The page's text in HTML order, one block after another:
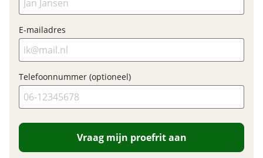
E-mailadres
Telefoonnummer (optioneel)
Vraag mijn proefrit aan